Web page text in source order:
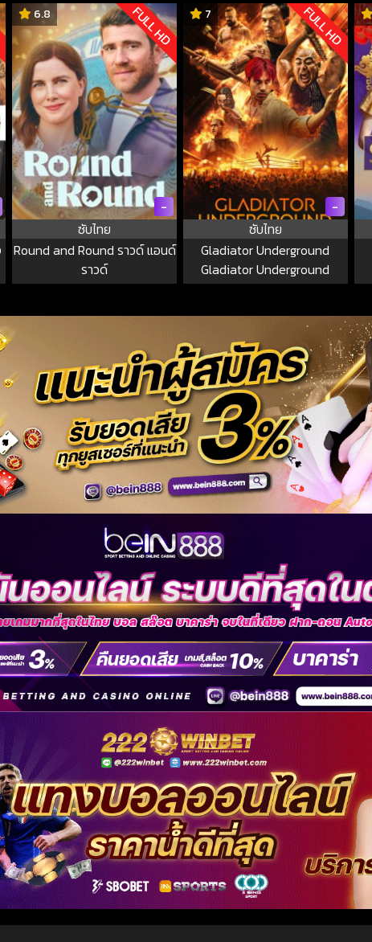
6.8 FULL HD
-
ซับไทย
Round and Round ราวด์ แอนด์
ราวด์
7 FULL HD
-
ซับไทย
Gladiator Underground
Gladiator Underground